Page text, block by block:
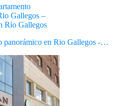
panorámico en Rio Gallegos -…